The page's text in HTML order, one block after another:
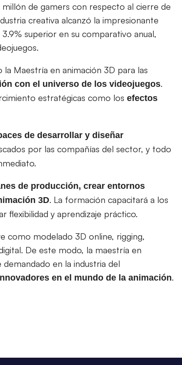
millón de gamers con respecto al cierre de
creativa alcanzó la impresionante
superior en su comparativo anual,
Maestría en animación 3D para las
con el universo de los videojuegos.
estratégicas como los efectos
de desarrollar y diseñar
por las compañías del sector, y todo
de producción, crear entornos
3D. La formación capacitará a los
flexibilidad y aprendizaje práctico.
como modelado 3D online, rigging,
De este modo, la maestría en
en la industria del
en el mundo de la animación.